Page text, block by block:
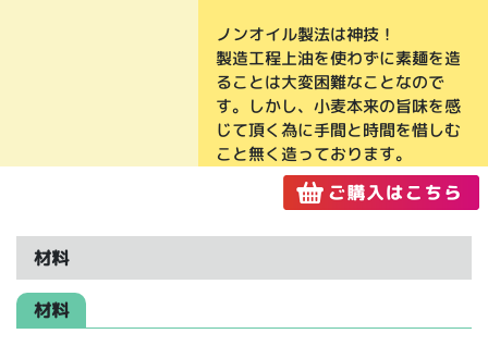
ノンオイル製法は神技！
製造工程上油を使わずに素麺を造
ることは大変困難なことなので
す。しかし、小麦本来の旨味を感
じて頂く為に手間と時間を惜しむ
こと無く造っております。
材料
材料